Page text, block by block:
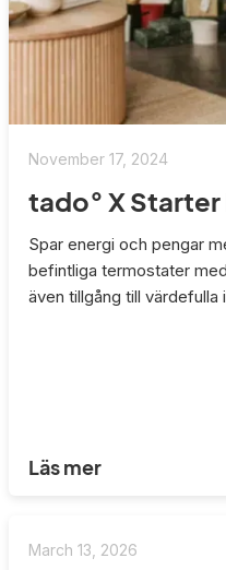
November 17, 2024
tado° X Starter
Spar energi och pengar
befintliga termostater
även tillgång till värdefulla
Läs mer
March 13, 2026